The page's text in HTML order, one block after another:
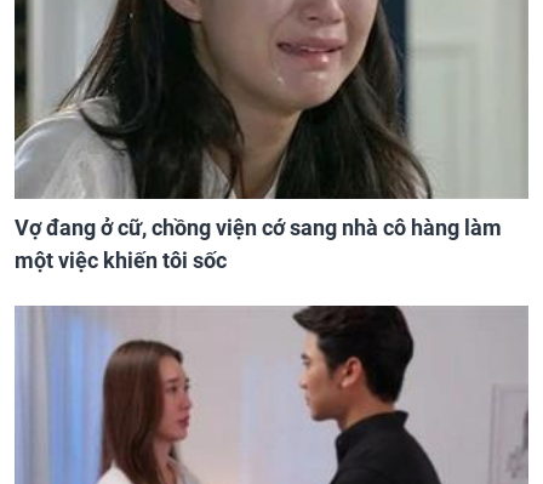
Vợ đang ở cữ, chồng viện cớ sang nhà cô hàng làm
một việc khiến tôi sốc